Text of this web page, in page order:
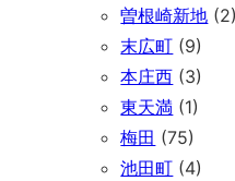
曽根崎新地 (2)
末広町 (9)
本庄西 (3)
東天満 (1)
梅田 (75)
池田町 (4)